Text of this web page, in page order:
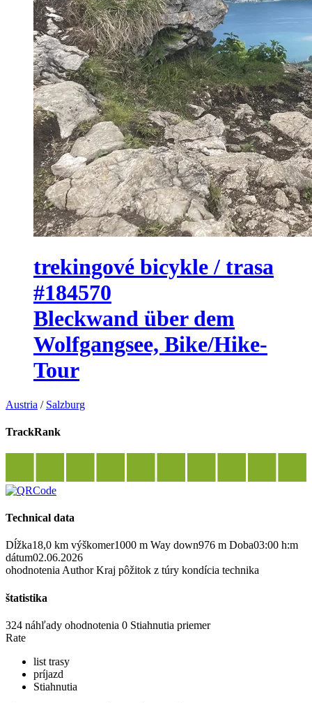
trekingové bicykle / trasa
#184570
Bleckwand über dem
Wolfgangsee, Bike/Hike-
Tour
Austria / Salzburg
TrackRank
Technical data
Dĺžka18,0 km výškomer1000 m Way down976 m Doba03:00 h:m
dátum02.06.2026
ohodnotenia Author Kraj pôžitok z túry kondícia technika
štatistika
324 náhľady ohodnotenia 0 Stiahnutia priemer
Rate
list trasy
príjazd
Stiahnutia